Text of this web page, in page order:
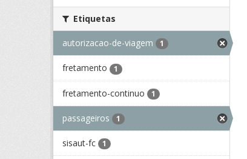
Etiquetas
autorizacao-de-viagem 1
fretamento 1
fretamento-continuo 1
passageiros 1
sisaut-fc 1